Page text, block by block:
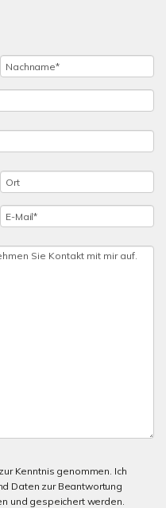
zur Kenntnis genommen. Ich
Daten zur Beantwortung
und gespeichert werden.